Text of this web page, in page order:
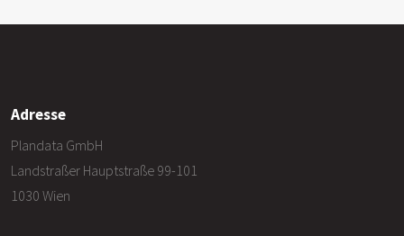
Adresse
Plandata GmbH
Landstraßer Hauptstraße 99-101
1030 Wien